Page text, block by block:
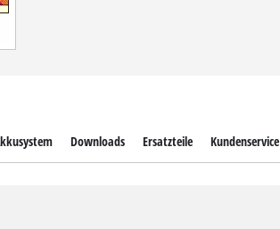
Downloads Ersatzteile Kundenservice